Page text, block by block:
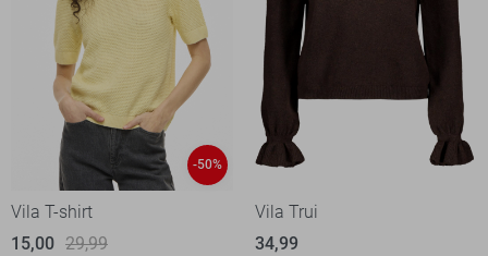
-50%
Vila T-shirt
15,00 29,99
Vila Trui
34,99